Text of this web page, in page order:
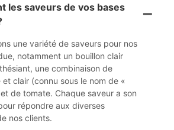
les saveurs de vos bases
une variété de saveurs pour nos
notamment un bouillon clair
une combinaison de
et clair (connu sous le nom de «
de tomate. Chaque saveur a son
répondre aux diverses
nos clients.